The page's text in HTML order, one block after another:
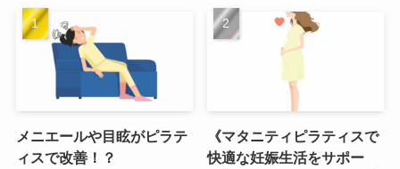
メニエールや目眩がピラテ
ィスで改善！？
《マタニティピラティスで
快適な妊娠生活をサポー